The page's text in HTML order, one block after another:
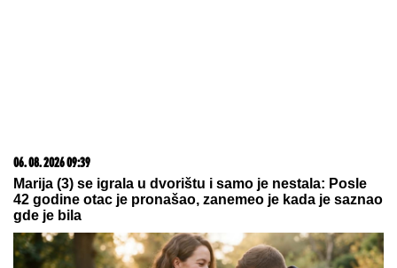
06. 08. 2026 09:39
Marija (3) se igrala u dvorištu i samo je nestala: Posle
42 godine otac je pronašao, zanemeo je kada je saznao
gde je bila